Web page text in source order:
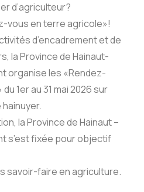
d’agriculteur?
vous en terre agricole»!
d’encadrement et de
la Province de Hainaut-
organise les «Rendez-
1er au 31 mai 2026 sur
la Province de Hainaut –
s’est fixée pour objectif
savoir-faire en agriculture.